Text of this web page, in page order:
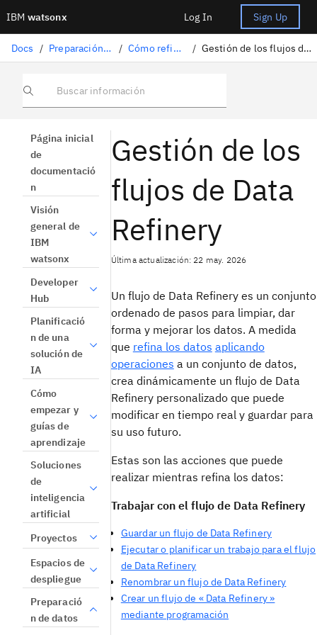
IBM watsonx Log In Sign Up
Docs / Preparación de datos / Cómo refinar datos / Gestión de los flujos de Data Refinery
Buscar información
Página inicial
de
documentació
n
Visión
general de
IBM
watsonx
Developer
Hub
Planificació
n de una
solución de
IA
Cómo
empezar y
guías de
aprendizaje
Soluciones
de
inteligencia
artificial
Proyectos
Espacios de
despliegue
Preparació
n de datos
Gestión de los
flujos de Data
Refinery
Última actualización: 22 may. 2026
Un flujo de Data Refinery es un conjunto
ordenado de pasos para limpiar, dar
forma y mejorar los datos. A medida
que refina los datos aplicando
operaciones a un conjunto de datos,
crea dinámicamente un flujo de Data
Refinery personalizado que puede
modificar en tiempo real y guardar para
su uso futuro.
Estas son las acciones que puede
realizar mientras refina los datos:
Trabajar con el flujo de Data Refinery
Guardar un flujo de Data Refinery
Ejecutar o planificar un trabajo para el flujo
de Data Refinery
Renombrar un flujo de Data Refinery
Crear un flujo de « Data Refinery »
mediante programación